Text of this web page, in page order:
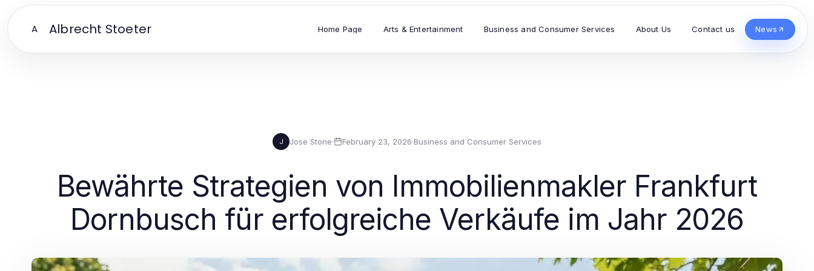
A Albrecht Stoeter Home Page Arts & Entertainment Business and Consumer Services About Us Contact us News
J Jose Stone· February 23, 2026·Business and Consumer Services
Bewährte Strategien von Immobilienmakler Frankfurt
Dornbusch für erfolgreiche Verkäufe im Jahr 2026